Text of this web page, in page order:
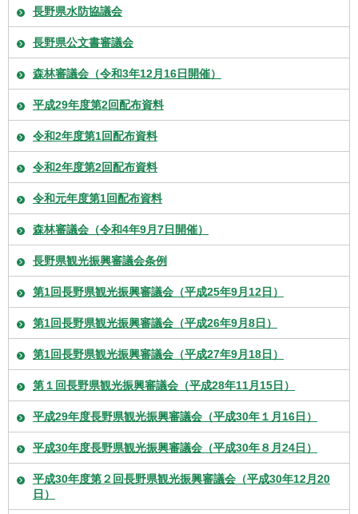
長野県水防協議会
長野県公文書審議会
森林審議会（令和3年12月16日開催）
平成29年度第2回配布資料
令和2年度第1回配布資料
令和2年度第2回配布資料
令和元年度第1回配布資料
森林審議会（令和4年9月7日開催）
長野県観光振興審議会条例
第1回長野県観光振興審議会（平成25年9月12日）
第1回長野県観光振興審議会（平成26年9月8日）
第1回長野県観光振興審議会（平成27年9月18日）
第１回長野県観光振興審議会（平成28年11月15日）
平成29年度長野県観光振興審議会（平成30年１月16日）
平成30年度長野県観光振興審議会（平成30年８月24日）
平成30年度第２回長野県観光振興審議会（平成30年12月20
日）